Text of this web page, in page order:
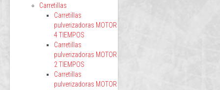
Carretillas
Carretillas
pulverizadoras MOTOR
4 TIEMPOS
Carretillas
pulverizadoras MOTOR
2 TIEMPOS
Carretillas
pulverizadoras MOTOR